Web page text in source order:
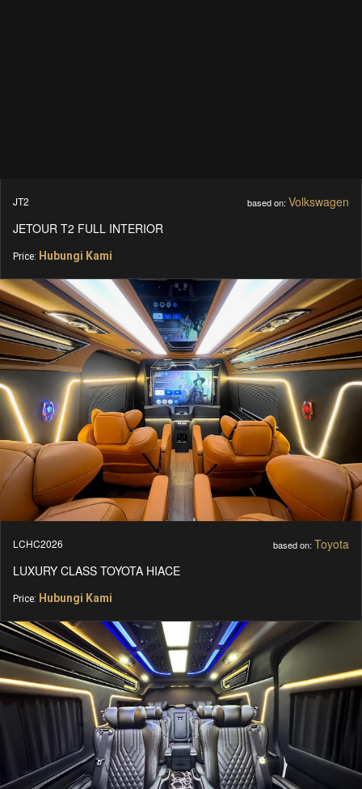
JT2 based on: Volkswagen
JETOUR T2 FULL INTERIOR
Price: Hubungi Kami
LCHC2026 based on: Toyota
LUXURY CLASS TOYOTA HIACE
Price: Hubungi Kami